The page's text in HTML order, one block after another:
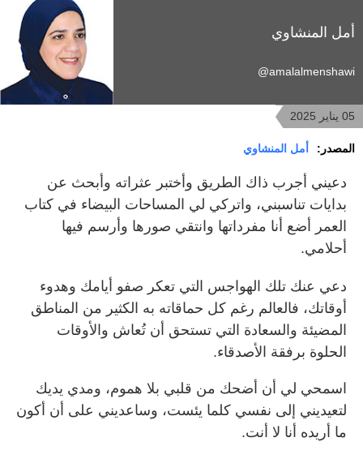
أمل المنشاوي
amalalmenshawi@
05 يناير 2025
المصدر: أمل المنشاوي
دعيني أجرب ذاك الطريق وأختبر عثراته وأبحث عن
بدايات تناسبني، واتركي لي المساحات البيضاء في كتاب
العمر أضع أنا مفرداتها وانتقي صورها وأرسم فيها
أحلامي.
دعي عنك تلك الهواجس التي تعكر صفو أيامك وهدوء
أوقاتك، فالعالم رغم كل حماقاته به الكثير من المناطق
المضيئة والسعادة التي تستحق أن تُعاش والأوقات
الحلوة برفقة الأصدقاء.
اسمحي لي أن أضحك من قلبي بلا هموم، ومدي يديك
لتعيديني إلى نفسي كلما يئست، وساعديني على أن أكون
ما أريده أنا لا أنت.